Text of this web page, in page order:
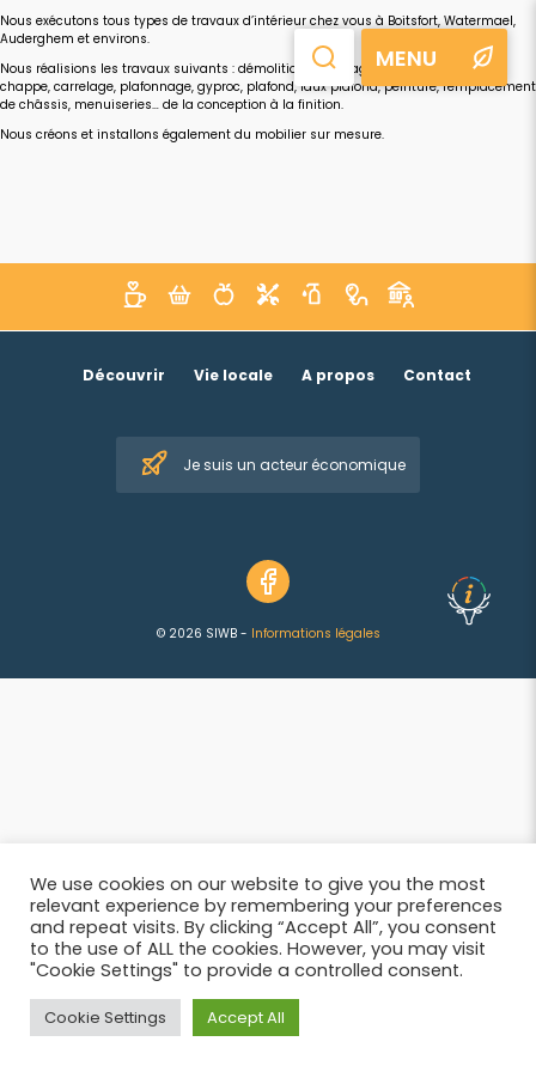
MENU
Nous exécutons tous types de travaux d’intérieur chez vous à Boitsfort, Watermael,
Auderghem et environs.
Nous réalisions les travaux suivants : démolition, chauffage, électricité, parquet,
chappe, carrelage, plafonnage, gyproc, plafond, faux plafond, peinture, remplacement
de châssis, menuiseries… de la conception à la finition.
Nous créons et installons également du mobilier sur mesure.
Découvrir Vie locale A propos Contact
Je suis un acteur économique
© 2026 SIWB - Informations légales
We use cookies on our website to give you the most
relevant experience by remembering your preferences
and repeat visits. By clicking “Accept All”, you consent
to the use of ALL the cookies. However, you may visit
"Cookie Settings" to provide a controlled consent.
Cookie Settings Accept All